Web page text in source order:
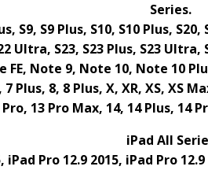
Series.
S9, S9 Plus, S10, S10 Plus,
Ultra, S23, S23 Plus, S23
FE, Note 9, Note 10, Note 10
Plus, 8, 8 Plus, X, XR, XS, XS
13 Pro Max, 14, 14 Plus, 14
iPad All
iPad Pro 12.9 2015, iPad Pro